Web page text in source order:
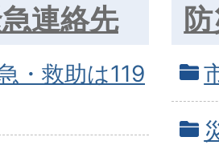
連絡先
・救助は119